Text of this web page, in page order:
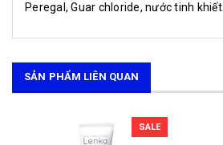
Peregal, Guar chloride, nước tinh khiết..
SẢN PHẨM LIÊN QUAN
SALE